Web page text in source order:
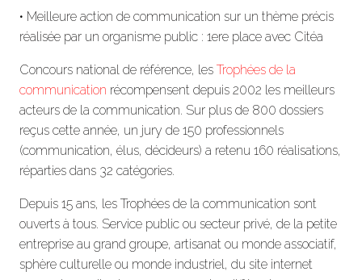
• Meilleure action de communication sur un thème précis
réalisée par un organisme public : 1ere place avec Citéa
Concours national de référence, les Trophées de la
communication récompensent depuis 2002 les meilleurs
acteurs de la communication. Sur plus de 800 dossiers
reçus cette année, un jury de 150 professionnels
(communication, élus, décideurs) a retenu 160 réalisations,
réparties dans 32 catégories.
Depuis 15 ans, les Trophées de la communication sont
ouverts à tous. Service public ou secteur privé, de la petite
entreprise au grand groupe, artisanat ou monde associatif,
sphère culturelle ou monde industriel, du site internet